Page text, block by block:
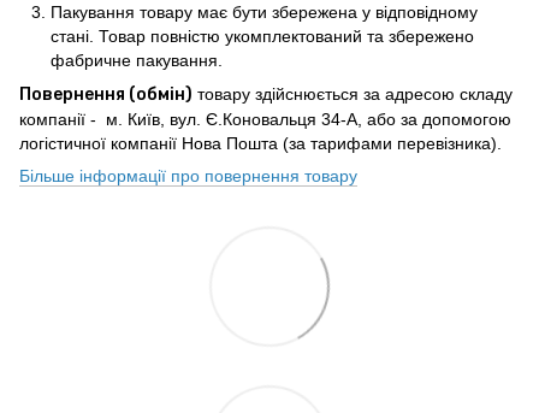
Пакування товару має бути збережена у відповідному
стані. Товар повністю укомплектований та збережено
фабричне пакування.
Повернення (обмін) товару здійснюється за адресою складу
компанії - м. Київ, вул. Є.Коновальця 34-А, або за допомогою
логістичної компанії Нова Пошта (за тарифами перевізника).
Більше інформації про повернення товару